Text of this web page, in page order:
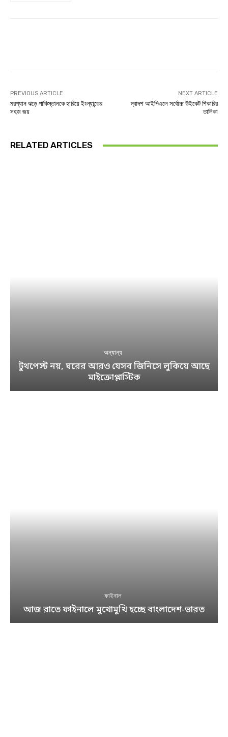
PREVIOUS ARTICLE
মরগ্যান ঝড়ে পাকিস্তানকে হারিয়ে ইংল্যান্ডের
সহজ জয়
NEXT ARTICLE
দ্বাদশ আইপিএলে সর্বোচ্চ উইকেট শিকারির
তালিকা
RELATED ARTICLES
অন্যান্য
টুথপেস্ট নয়, ঘরের আরও যেসব জিনিসে লুকিয়ে আছে
মাইক্রোপ্লাস্টিক
ফাইনাল
আজ রাতে ফাইনালে মুখোমুখি হচ্ছে বাংলাদেশ-ভারত